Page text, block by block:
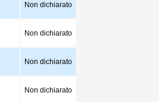
Non dichiarato
Non dichiarato
Non dichiarato
Non dichiarato